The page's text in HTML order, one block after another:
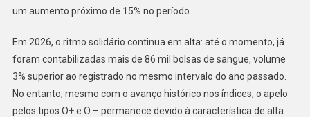
um aumento próximo de 15% no período.
Em 2026, o ritmo solidário continua em alta: até o momento, já
foram contabilizadas mais de 86 mil bolsas de sangue, volume
3% superior ao registrado no mesmo intervalo do ano passado.
No entanto, mesmo com o avanço histórico nos índices, o apelo
pelos tipos O+ e O – permanece devido à característica de alta